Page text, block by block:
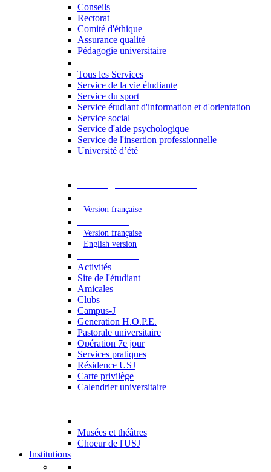
Conseils
Rectorat
Comité d'éthique
Assurance qualité
Pédagogie universitaire
Tous les Services
Service de la vie étudiante
Service du sport
Service étudiant d'information et d'orientation
Service social
Service d'aide psychologique
Service de l'insertion professionnelle
Université d’été
Version française
Version française
English version
Activités
Site de l'étudiant
Amicales
Clubs
Campus-J
Generation H.O.P.E.
Pastorale universitaire
Opération 7e jour
Services pratiques
Résidence USJ
Carte privilège
Calendrier universitaire
Musées et théâtres
Choeur de l'USJ
Institutions